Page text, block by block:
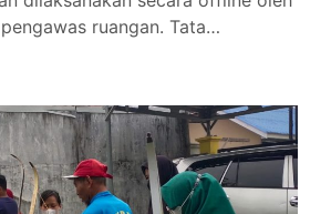
ruangan. Tata…